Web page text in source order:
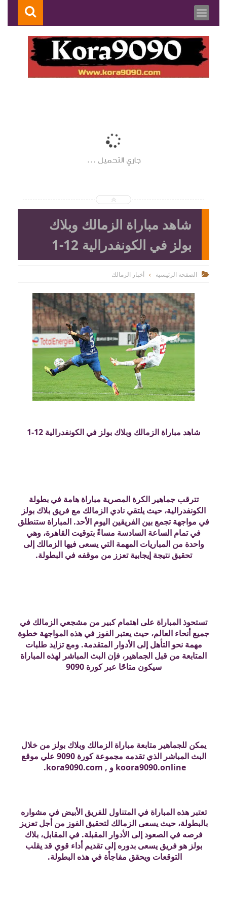
جاري التحميل ...
شاهد مباراة الزمالك وبلاك
بولز في الكونفدرالية 12-1
 الصفحة الرئيسية أخبار الزمالك
شاهد مباراة الزمالك وبلاك بولز في الكونفدرالية 12-1
تترقب جماهير الكرة المصرية مباراة هامة في بطولة
الكونفدرالية، حيث يلتقي نادي الزمالك مع فريق بلاك بولز
في مواجهة تجمع بين الفريقين اليوم الأحد. المباراة ستنطلق
في تمام الساعة السادسة مساءً بتوقيت القاهرة، وهي
واحدة من المباريات المهمة التي يسعى فيها الزمالك إلى
تحقيق نتيجة إيجابية تعزز من موقفه في البطولة.
تستحوذ المباراة على اهتمام كبير من مشجعي الزمالك في
جميع أنحاء العالم، حيث يعتبر الفوز في هذه المواجهة خطوة
مهمة نحو التأهل إلى الأدوار المتقدمة. ومع تزايد طلبات
المتابعة من قبل الجماهير، فإن البث المباشر لهذه المباراة
سيكون متاحًا عبر كورة 9090
يمكن للجماهير متابعة مباراة الزمالك وبلاك بولز من خلال
البث المباشر الذي تقدمه مجموعة كورة 9090 علي موقع
koora9090.online و , kora9090.com.
تعتبر هذه المباراة في المتناول للفريق الأبيض في مشواره
بالبطولة، حيث يسعى الزمالك لتحقيق الفوز من أجل تعزيز
فرصه في الصعود إلى الأدوار المقبلة. في المقابل، بلاك
بولز هو فريق يسعى بدوره إلى تقديم أداء قوي قد يقلب
التوقعات ويحقق مفاجأة في هذه البطولة.